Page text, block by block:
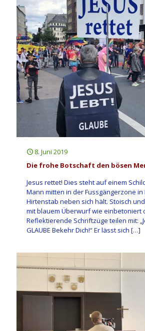
8. Juni 2019
Die frohe Botschaft den bösen
Jesus rettet! Dies steht auf einem
Mann mitten in der Fussgängerzone
Hirtenstab neben sich hält. Stoisch
mit blauem Überwurf wie einbetoniert
Reflektierende Schriftzüge teilen mit:
GLAUBE Bekehr Dich!“ Er lässt sich […]